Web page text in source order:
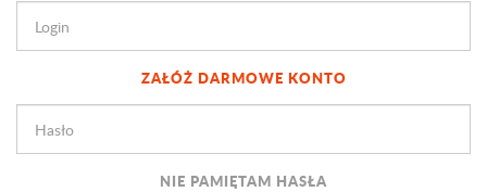
ZAŁÓŻ DARMOWE KONTO
NIE PAMIĘTAM HASŁA